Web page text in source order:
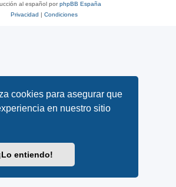
cookies para asegurar que
en nuestro sitio
entiendo!
al español porphpBB España
Privacidad | Condiciones